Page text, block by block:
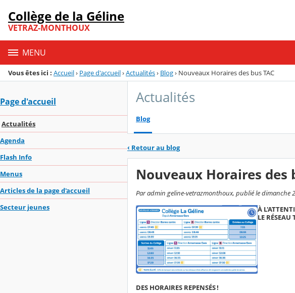
Menu de la rubrique
Contenu
Collège de la Géline
VETRAZ-MONTHOUX
MENU
Vous êtes ici : Accueil› Page d'accueil›Actualités› Blog› Nouveaux Horaires des bus TAC
Page d'accueil
Actualités
Agenda
Flash Info
Menus
Articles de la page d'accueil
Secteur jeunes
Actualités
Blog
‹ Retour au blog
Nouveaux Horaires des
Par admin geline-vetrazmonthoux, publié le dimanche
À
LE RÉSEAU
DES HORAIRES REPENSÉS !